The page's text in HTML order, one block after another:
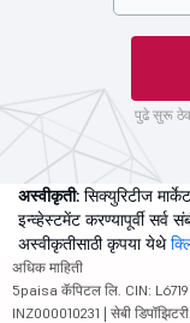
पुढे सुरू
अस्वीकृती: सिक्युरिटीज
इन्व्हेस्टमेंट करण्यापूर्वी सर्व
अस्वीकृतीसाठी कृपया येथे
अधिक माहिती
5paisa कॅपिटल लि. CIN:
INZ000010231 | सेबी